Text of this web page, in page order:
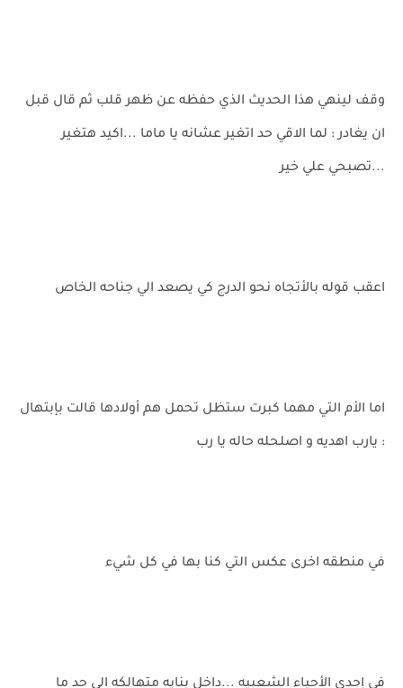
وقف لينهي هذا الحديث الذي حفظه عن ظهر قلب ثم قال قبل
ان يغادر : لما الاقي حد اتغير عشانه يا ماما ...اكيد هتغير
...تصبحي علي خير
اعقب قوله بالأتجاه نحو الدرج كي يصعد الي جناحه الخاص
اما الأم التي مهما كبرت ستظل تحمل هم أولادها قالت بإبتهال
: يارب اهديه و اصلحله حاله يا رب
في منطقه اخرى عكس التي كنا بها في كل شيء
في إحدى الأحياء الشعبيه ...داخل بنايه متهالكه الى حد ما